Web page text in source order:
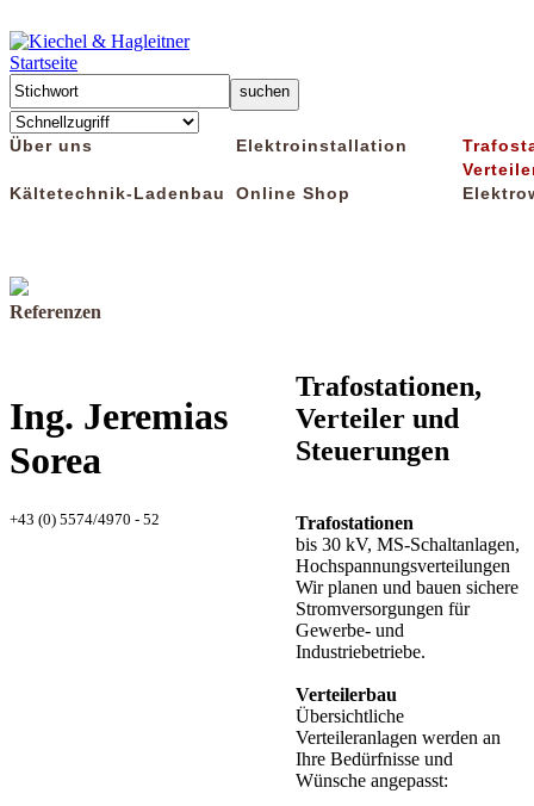
Startseite
Über uns Elektroinstallation
Kältetechnik-Ladenbau
Online Shop
Referenzen
Ing. Jeremias
Sorea
+43 (0) 5574/4970 - 52
Trafostationen,
Verteiler und
Steuerungen
Trafostationen
bis 30 kV, MS-Schaltanlagen,
Hochspannungsverteilungen
Wir planen und bauen sichere
Stromversorgungen für
Gewerbe- und
Industriebetriebe.
Verteilerbau
Übersichtliche
Verteileranlagen werden an
Ihre Bedürfnisse und
Wünsche angepasst: